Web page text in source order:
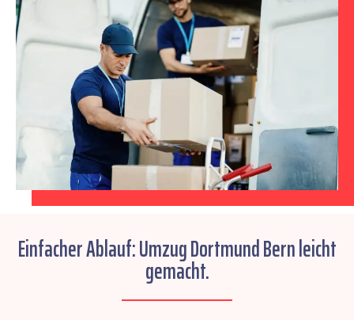
Einfacher Ablauf: Umzug Dortmund Bern leicht
gemacht.